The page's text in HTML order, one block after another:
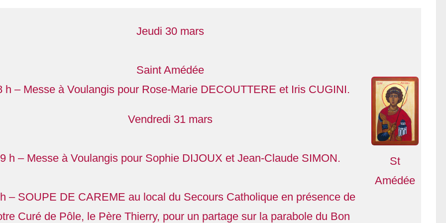
Jeudi 30 mars
Saint Amédée
h – Messe à Voulangis pour Rose-Marie DECOUTTERE et Iris CUGINI.
Vendredi 31 mars
9 h – Messe à Voulangis pour Sophie DIJOUX et Jean-Claude SIMON.
– SOUPE DE CAREME au local du Secours Catholique en présence de
Curé de Pôle, le Père Thierry, pour un partage sur la parabole du Bon
St
Amédée